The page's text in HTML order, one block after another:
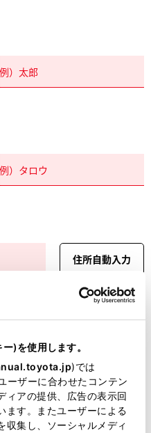
)を使用します。
)では
ーザーに合わせたコンテン
ィアの提供、広告の表示回
ます。またユーザーによる
収集し、ソーシャルメディ
住所自動入力